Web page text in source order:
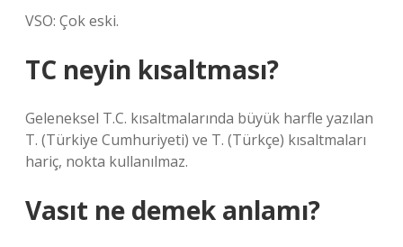
VSO: Çok eski.
TC neyin kısaltması?
Geleneksel T.C. kısaltmalarında büyük harfle yazılan
T. (Türkiye Cumhuriyeti) ve T. (Türkçe) kısaltmaları
hariç, nokta kullanılmaz.
Vasıt ne demek anlamı?